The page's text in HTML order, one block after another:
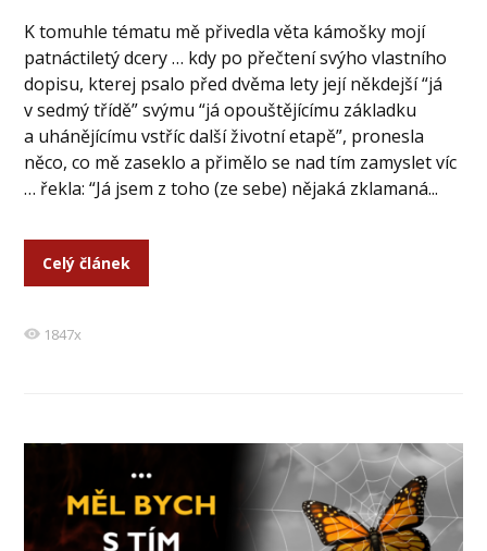
K tomuhle tématu mě přivedla věta kámošky mojí
patnáctiletý dcery … kdy po přečtení svýho vlastního
dopisu, kterej psalo před dvěma lety její někdejší “já
v sedmý třídě” svýmu “já opouštějícímu základku
a uhánějícímu vstříc další životní etapě”, pronesla
něco, co mě zaseklo a přimělo se nad tím zamyslet víc
… řekla: “Já jsem z toho (ze sebe) nějaká zklamaná...
Celý článek
1847x